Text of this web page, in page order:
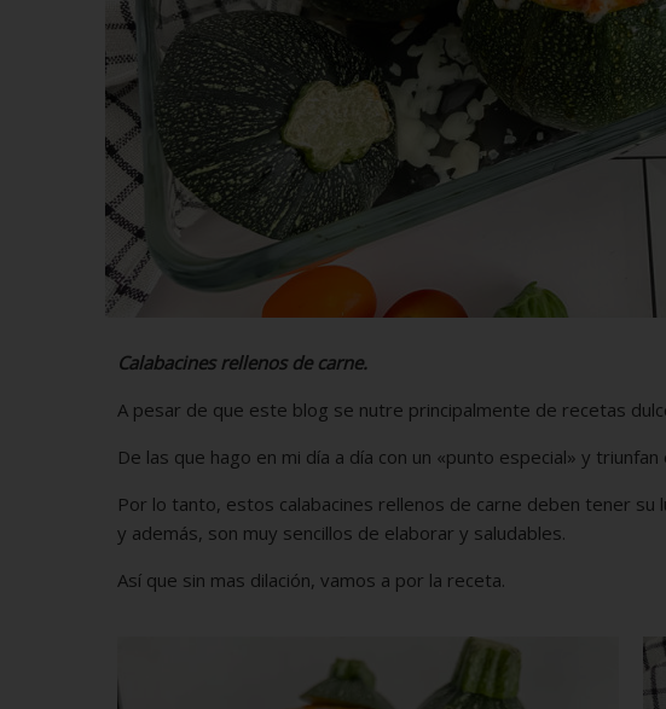
Calabacines rellenos de carne.
A pesar de que este blog se nutre principalmente de recetas
De las que hago en mi día a día con un «punto especial» y triunfan
Por lo tanto, estos calabacines rellenos de carne deben tener
y además, son muy sencillos de elaborar y saludables.
Así que sin mas dilación, vamos a por la receta.